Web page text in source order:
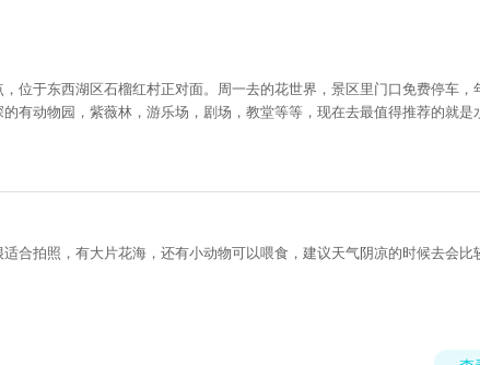
位于东西湖区石榴红村正对面。周一去的花世界，景区里门口免费停车
有动物园，紫薇林，游乐场，剧场，教堂等等，现在去最值得推荐的就
合拍照，有大片花海，还有小动物可以喂食，建议天气阴凉的时候去会比